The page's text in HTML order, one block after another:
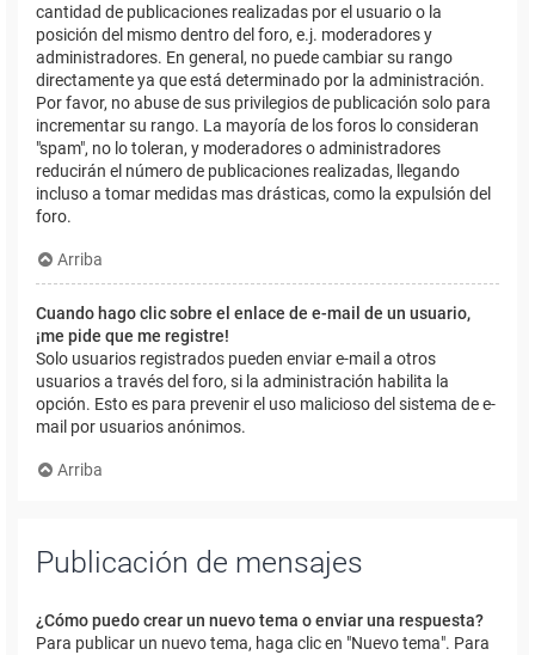
cantidad de publicaciones realizadas por el usuario o la
posición del mismo dentro del foro, e.j. moderadores y
administradores. En general, no puede cambiar su rango
directamente ya que está determinado por la administración.
Por favor, no abuse de sus privilegios de publicación solo para
incrementar su rango. La mayoría de los foros lo consideran
"spam", no lo toleran, y moderadores o administradores
reducirán el número de publicaciones realizadas, llegando
incluso a tomar medidas mas drásticas, como la expulsión del
foro.
Arriba
Cuando hago clic sobre el enlace de e-mail de un usuario,
¡me pide que me registre!
Solo usuarios registrados pueden enviar e-mail a otros
usuarios a través del foro, si la administración habilita la
opción. Esto es para prevenir el uso malicioso del sistema de e-
mail por usuarios anónimos.
Arriba
Publicación de mensajes
¿Cómo puedo crear un nuevo tema o enviar una respuesta?
Para publicar un nuevo tema, haga clic en "Nuevo tema". Para